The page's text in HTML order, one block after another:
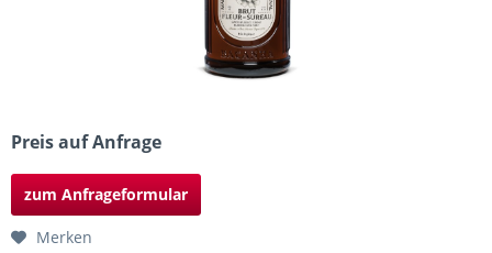
Preis auf Anfrage
zum Anfrageformular
Merken